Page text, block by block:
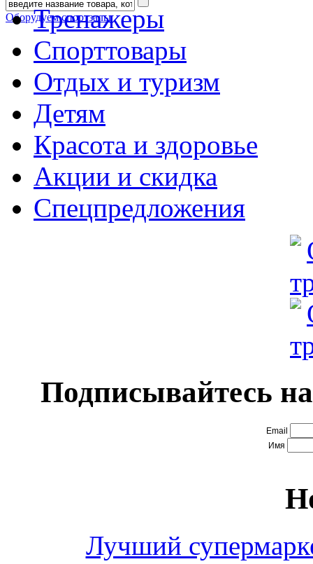
Оборудуем спортзалы
Тренажеры
Спорттовары
Отдых и туризм
Детям
Красота и здоровье
Акции и скидка
Спецпредложения
Подписывайтесь
Email
Имя
Лучший